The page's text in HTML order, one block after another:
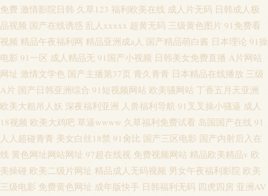
免费 激情影院日韩 久草123 福利欧美在线 成人片无码 日韩成人极
品视频 国产在线诱惑 乱人xxxxx 超黄无码 三级黄色图片 91免费看
视频 精品午夜福利网 精品亚洲成a人 国产精品萌白酱 日本理论 91操
电影 91一区 成人精品无 91国产小视频 日韩美女免费直播 A片网站
网址 激情文学色 国产主播第37页 青久青青 日本精品在线播放 三级
A片 国产日韩亚洲综合 91短视频网站 欧美骚网站 丁香五月天亚洲
欧美大粗吊人妖 深夜福利亚洲 人兽福利导航 91叉叉操小骚逼 成人
18视频 欧美大鸡吧 草逼wwww 久草福利免费试看 岛国国产在线 91
人人超碰青青 美女白丝18禁 91肏比 国产三区电影 国产内射后入在
线 黄色网址网站网址 97超在线视 免费视频网站 精品欧美精品v 欧
美操碰 欧美二级片网址 精品成人无码视频 男女午夜福利影院 欧美
三级电影 免费黄色网址 成年版快手 日韩福利无码 四虎四房 亚洲AV